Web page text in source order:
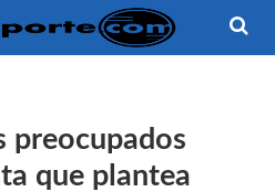
preocupados
que plantea